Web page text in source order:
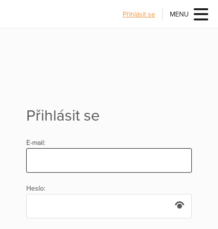
Přihlásit se MENU
Přihlásit se
E-mail:
Heslo: